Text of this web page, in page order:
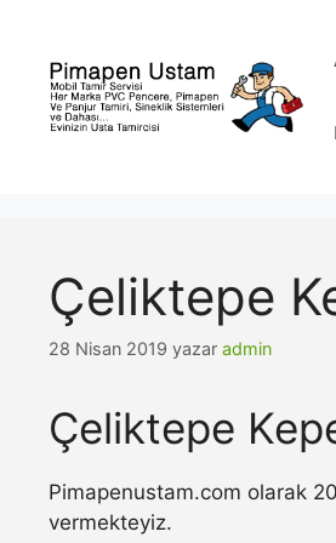
Çeliktepe
28 Nisan 2019 yazar admin
Çeliktepe
Pimapenustam.com olarak
vermekteyiz.